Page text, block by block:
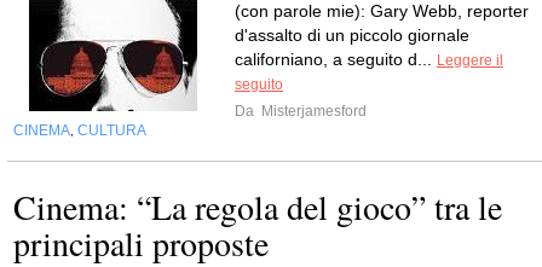
(con parole mie): Gary Webb, reporter
d'assalto di un piccolo giornale
californiano, a seguito d...
Leggere il
seguito
Da Misterjamesford
CINEMA CULTURA
Cinema: “La regola del gioco” tra le
principali proposte